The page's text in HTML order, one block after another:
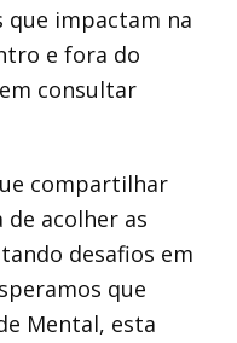
impactam na
e fora do
consultar
compartilhar
acolher as
desafios em
que
Mental, esta